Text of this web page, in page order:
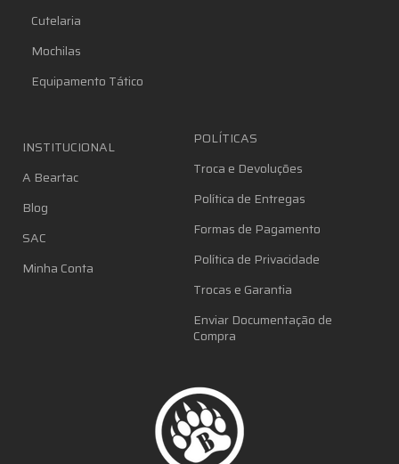
Cutelaria
Mochilas
Equipamento Tático
INSTITUCIONAL
A Beartac
Blog
SAC
Minha Conta
POLÍTICAS
Troca e Devoluções
Política de Entregas
Formas de Pagamento
Política de Privacidade
Trocas e Garantia
Enviar Documentação de
Compra